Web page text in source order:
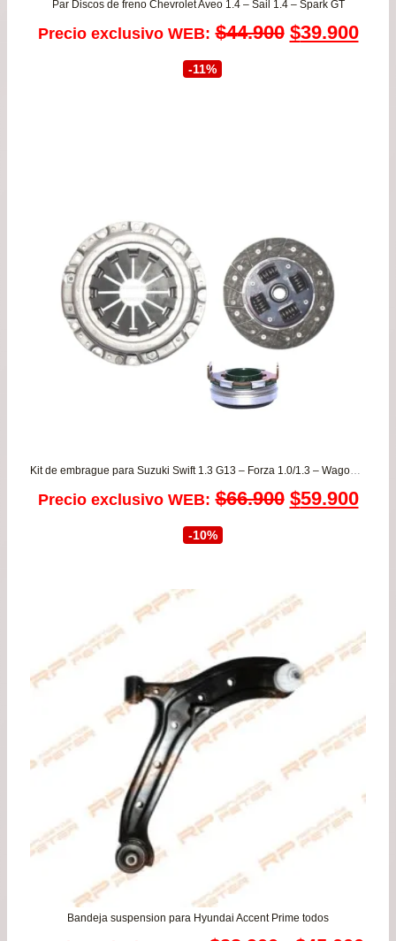
Par Discos de freno Chevrolet Aveo 1.4 – Sail 1.4 – Spark GT
Precio exclusivo WEB: $44.900 El
$39.900El
-11%
Kit de embrague para Suzuki Swift 1.3 G13 – Forza 1.0/1.3 – Wagon 1.0/1.2
Precio exclusivo WEB: $66.900 El
era:
$66.900.
$59.900El
-10%
Bandeja suspension para Hyundai Accent Prime todos